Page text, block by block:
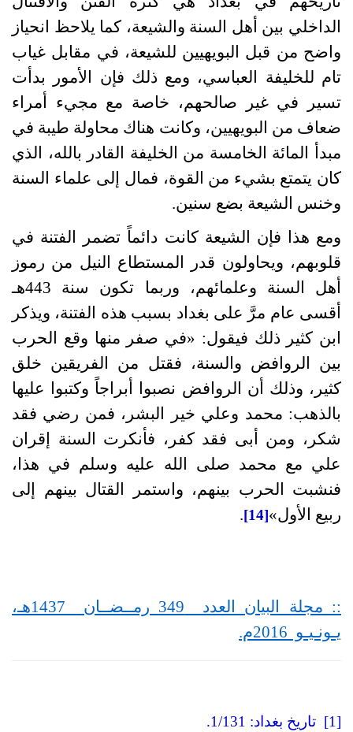
الداخلي بين أهل السنة والشيعة، كما يلاحظ انحياز
واضح من قبل البويهيين للشيعة، في مقابل غياب
تام للخليفة العباسي، ومع ذلك فإن الأمور بدأت
تسير في غير صالحهم، خاصة مع مجيء أمراء
ضعاف من البويهيين، وكانت هناك محاولة طيبة في
مبدأ المائة الخامسة من الخليفة القادر بالله، الذي
كان يتمتع بشيء من القوة، فمال إلى علماء السنة
وخنس الشيعة بضع سنين.
ومع هذا فإن الشيعة كانت دائماً تضمر الفتنة في
قلوبهم، ويحاولون قدر المستطاع النيل من رموز
أهل السنة وعلمائهم، وربما تكون سنة
هـ
أقسى عام مرَّ على بغداد بسبب هذه الفتنة، ويذكر
ابن كثير ذلك فيقول: «في صفر منها وقع الحرب
بين الروافض والسنة، فقتل من الفريقين خلق
كثير، وذلك أن الروافض نصبوا أبراجاً وكتبوا عليها
بالذهب: محمد وعلي خير البشر، فمن رضي فقد
شكر، ومن أبى فقد كفر، فأنكرت السنة إقران
علي مع محمد صلى الله عليه وسلم في هذا،
فنشبت الحرب بينهم، واستمر القتال بينهم إلى
ربيع الأول»
[14]
.
:: مجلة البيان العدد 349 رمــضــان 1437هـ،
يـونـيـو 2016م.
[1] تاريخ بغداد : 1/131.